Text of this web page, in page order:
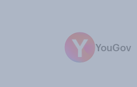
YouGov